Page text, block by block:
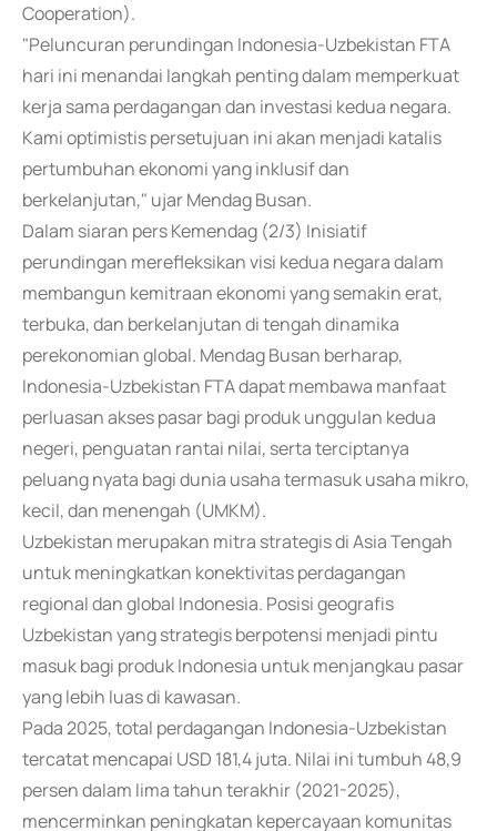
Cooperation).
"Peluncuran perundingan Indonesia-Uzbekistan FTA
hari ini menandai langkah penting dalam memperkuat
kerja sama perdagangan dan investasi kedua negara.
Kami optimistis persetujuan ini akan menjadi katalis
pertumbuhan ekonomi yang inklusif dan
berkelanjutan," ujar Mendag Busan.
Dalam siaran pers Kemendag (2/3) Inisiatif
perundingan merefleksikan visi kedua negara dalam
membangun kemitraan ekonomi yang semakin erat,
terbuka, dan berkelanjutan di tengah dinamika
perekonomian global. Mendag Busan berharap,
Indonesia-Uzbekistan FTA dapat membawa manfaat
perluasan akses pasar bagi produk unggulan kedua
negeri, penguatan rantai nilai, serta terciptanya
peluang nyata bagi dunia usaha termasuk usaha mikro,
kecil, dan menengah (UMKM).
Uzbekistan merupakan mitra strategis di Asia Tengah
untuk meningkatkan konektivitas perdagangan
regional dan global Indonesia. Posisi geografis
Uzbekistan yang strategis berpotensi menjadi pintu
masuk bagi produk Indonesia untuk menjangkau pasar
yang lebih luas di kawasan.
Pada 2025, total perdagangan Indonesia-Uzbekistan
tercatat mencapai USD 181,4 juta. Nilai ini tumbuh 48,9
persen dalam lima tahun terakhir (2021-2025),
mencerminkan peningkatan kepercayaan komunitas